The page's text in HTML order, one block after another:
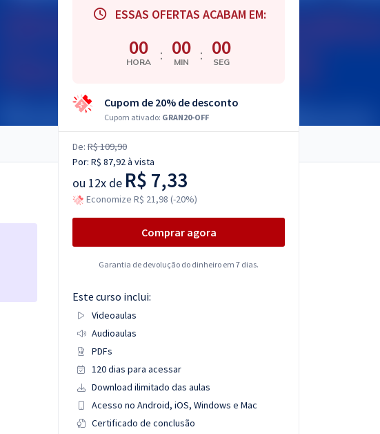
ESSAS OFERTAS ACABAM EM:
00
HORA : 00
MIN : 00
SEG
Cupom de 20% de desconto
Cupom ativado: GRAN20-OFF
De: R$ 109,90
Por: R$ 87,92à vista
ou 12x de R$ 7,33
Economize R$ 21,98 (-20%)
Comprar agora
Garantia de devolução do dinheiro em 7 dias.
Este curso inclui:
Videoaulas
Audioaulas
PDFs
120 dias para acessar
Download ilimitado das aulas
Acesso no Android, iOS, Windows e Mac
Certificado de conclusão